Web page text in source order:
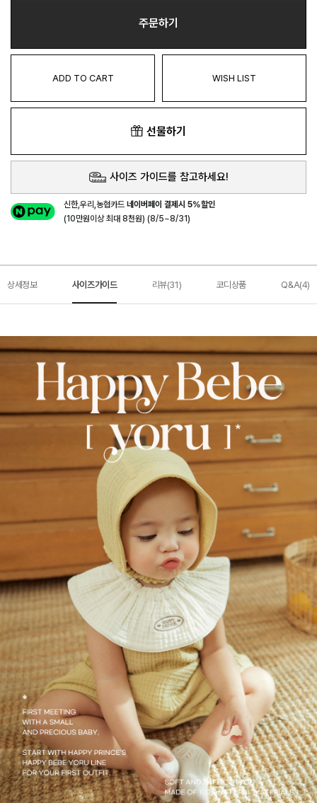
주문하기
ADD TO CART WISH LIST
선물하기
사이즈 가이드를 참고하세요!
신한,우리,농협카드네이버페이 결제시 5%할인
(10만원이상 최대 8천원) (8/5~8/31)
상세정보 사이즈가이드 리뷰(31) 코디상품 Q&A(4)